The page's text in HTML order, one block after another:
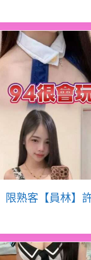
限熟客【員林】